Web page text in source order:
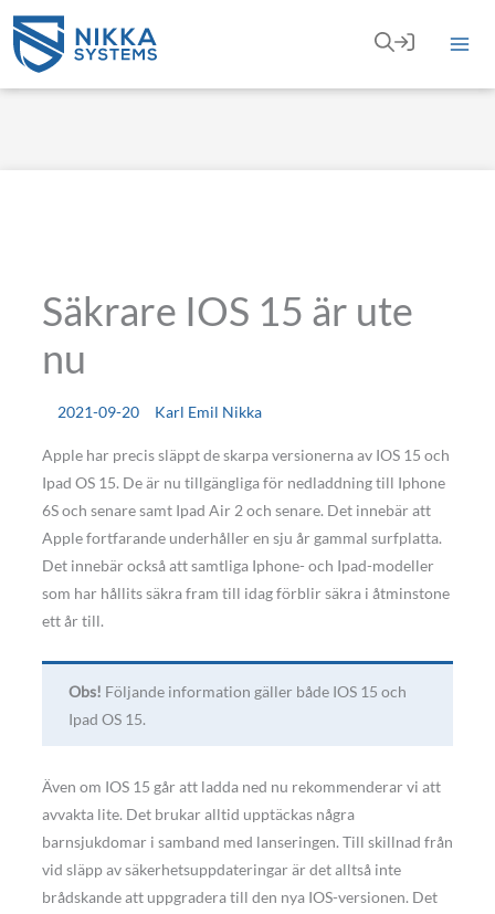
Hoppa
innehåll
Säkrare IOS 15 är ute
nu
2021-09-20 Karl Emil Nikka
Apple har precis släppt de skarpa versionerna av IOS 15 och
Ipad OS 15. De är nu tillgängliga för nedladdning till Iphone
6S och senare samt Ipad Air 2 och senare. Det innebär att
Apple fortfarande underhåller en sju år gammal surfplatta.
Det innebär också att samtliga Iphone- och Ipad-modeller
som har hållits säkra fram till idag förblir säkra i åtminstone
ett år till.
Obs! Följande information gäller både IOS 15 och
Ipad OS 15.
Även om IOS 15 går att ladda ned nu rekommenderar vi att
avvakta lite. Det brukar alltid upptäckas några
barnsjukdomar i samband med lanseringen. Till skillnad från
vid släpp av säkerhetsuppdateringar är det alltså inte
brådskande att uppgradera till den nya IOS-versionen. Det